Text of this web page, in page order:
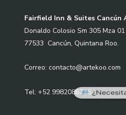
Fairfield Inn & Suites Cancún
Donaldo Colosio Sm 305 Mza
77533 Cancún, Quintana Roo.
Correo: contacto@artekoo.com
Tel: +52 9982086735